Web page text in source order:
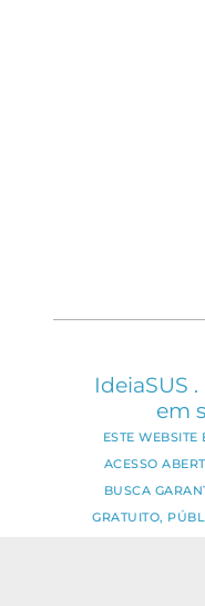
IdeiaSUS
em
ESTE
ACESSO
BUSCA
GRATUITO,